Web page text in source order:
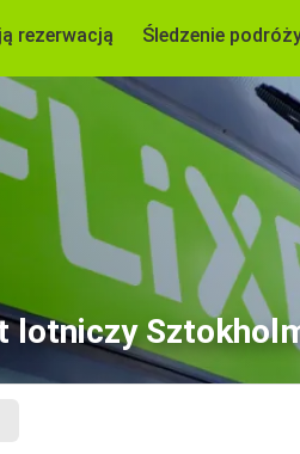
rezerwacją Śledzenie
lotniczy